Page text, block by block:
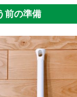
前の準備